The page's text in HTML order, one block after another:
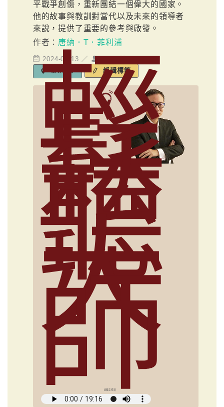
平戰爭創傷，重新團結一個偉大的國家。
他的故事與教訓對當代以及未來的領導者
來說，提供了重要的參考與啟發。
作者： 唐納．T．菲利浦
2024-03-13 ／
編輯標籤
輕
鬆
聽
大
師
俞國定導讀